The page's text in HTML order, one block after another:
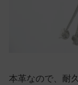
本革なので、耐